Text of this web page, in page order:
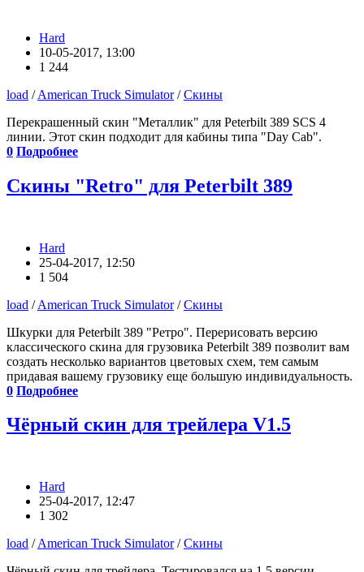
Hard
10-05-2017, 13:00
1 244
load /American Truck Simulator/Скины
Перекрашенный скин "Металлик" для Peterbilt 389 SCS 4
линии. Этот скин подходит для кабины типа "Day Cab".
0 Подробнее
Скины "Retro" для Peterbilt 389
Hard
25-04-2017, 12:50
1 504
load /American Truck Simulator/Скины
Шкурки для Peterbilt 389 "Ретро". Перерисовать версию
классического скина для грузовика Peterbilt 389 позволит вам
создать несколько вариантов цветовых схем, тем самым
придавая вашему грузовику еще большую индивидуальность.
0 Подробнее
Чёрный скин для трейлера V1.5
Hard
25-04-2017, 12:47
1 302
load /American Truck Simulator/Скины